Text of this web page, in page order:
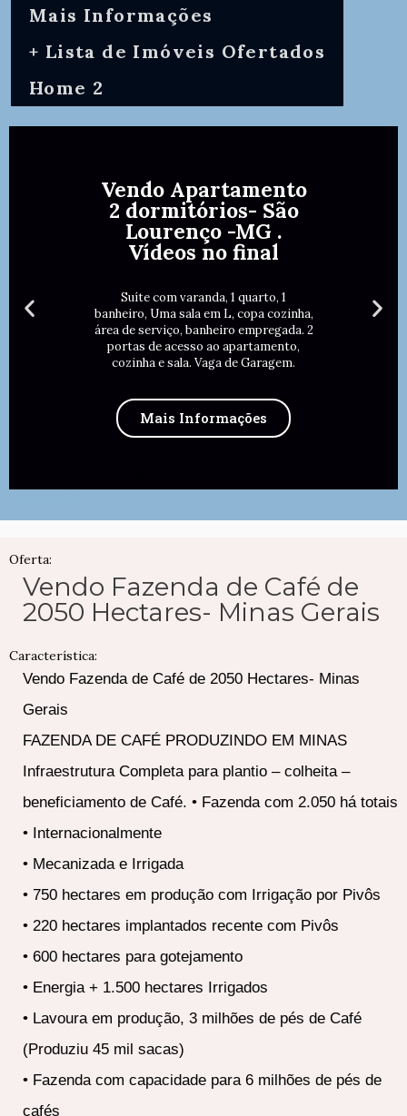
Mais Informações
+ Lista de Imóveis Ofertados
Home 2
Vendo Apartamento
2 dormitórios- São
Lourenço -MG .
Vídeos no final
Suíte com varanda, 1 quarto, 1
banheiro, Uma sala em L, copa cozinha,
área de serviço, banheiro empregada. 2
portas de acesso ao apartamento,
cozinha e sala. Vaga de Garagem.
Mais Informações
Oferta:
Vendo Fazenda de Café de
2050 Hectares- Minas Gerais
Característica:
Vendo Fazenda de Café de 2050 Hectares- Minas
Gerais
FAZENDA DE CAFÉ PRODUZINDO EM MINAS
Infraestrutura Completa para plantio – colheita –
beneficiamento de Café. • Fazenda com 2.050 há totais
• Internacionalmente
• Mecanizada e Irrigada
• 750 hectares em produção com Irrigação por Pivôs
• 220 hectares implantados recente com Pivôs
• 600 hectares para gotejamento
• Energia + 1.500 hectares Irrigados
• Lavoura em produção, 3 milhões de pés de Café
(Produziu 45 mil sacas)
• Fazenda com capacidade para 6 milhões de pés de
cafés